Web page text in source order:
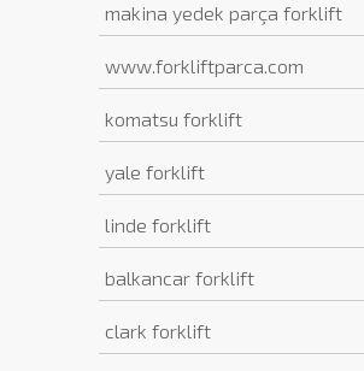
makina yedek parça forklift
www.forkliftparca.com
komatsu forklift
yale forklift
linde forklift
balkancar forklift
clark forklift